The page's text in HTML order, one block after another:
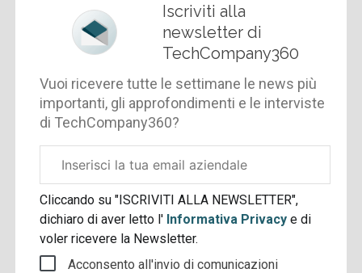
Iscriviti alla
newsletter di
TechCompany360
Vuoi ricevere tutte le settimane le news più
importanti, gli approfondimenti e le interviste
di TechCompany360?
aziendale
Cliccando su "ISCRIVITI ALLA NEWSLETTER",
dichiaro di aver letto l' Informativa Privacye di
voler ricevere la Newsletter.
Acconsento all'invio di comunicazioni